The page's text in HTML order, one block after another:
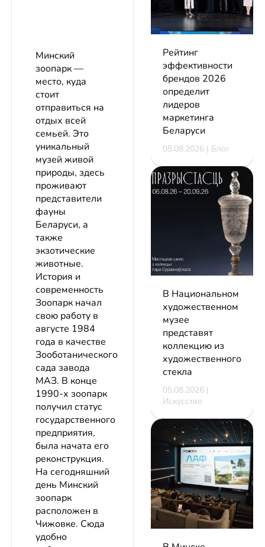
Минский
зоопарк —
место, куда
стоит
отправиться на
отдых всей
семьей. Это
уникальный
музей живой
природы, здесь
проживают
представители
фауны
Беларуси, а
также
экзотические
животные.
История и
современность
Зоопарк начал
свою работу в
августе 1984
года в качестве
Зооботанического
сада завода
МАЗ. В конце
1990-х зоопарк
получил статус
государственного
предприятия,
была начата его
реконструкция.
На сегодняшний
день Минский
зоопарк
расположен в
Чижовке. Сюда
удобно
Рейтинг
эффективности
брендов 2026
определит
лидеров
маркетинга
Беларуси
05.08.2026 | Блог
В Национальном
художественном
музее
представят
коллекцию из
художественного
стекла
05.08.2026 |
Искусство